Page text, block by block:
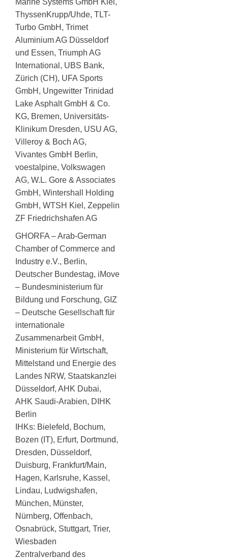
Marine Systems GmbH Kiel,
ThyssenKrupp/Uhde, TLT-
Turbo GmbH, Trimet
Aluminium AG Düsseldorf
und Essen, Triumph AG
International, UBS Bank,
Zürich (CH), UFA Sports
GmbH, Ungewitter Trinidad
Lake Asphalt GmbH & Co.
KG, Bremen, Universitäts-
Klinikum Dresden, USU AG,
Villeroy & Boch AG,
Vivantes GmbH Berlin,
voestalpine, Volkswagen
AG, W.L. Gore & Associates
GmbH, Wintershall Holding
GmbH, WTSH Kiel, Zeppelin
ZF Friedrichshafen AG
GHORFA – Arab-German
Chamber of Commerce and
Industry e.V., Berlin,
Deutscher Bundestag, iMove
– Bundesministerium für
Bildung und Forschung, GIZ
– Deutsche Gesellschaft für
internationale
Zusammenarbeit GmbH,
Ministerium für Wirtschaft,
Mittelstand und Energie des
Landes NRW, Staatskanzlei
Düsseldorf, AHK Dubai,
AHK Saudi-Arabien, DIHK
Berlin
IHKs: Bielefeld, Bochum,
Bozen (IT), Erfurt, Dortmund,
Dresden, Düsseldorf,
Duisburg, Frankfurt/Main,
Hagen, Karlsruhe, Kassel,
Lindau, Ludwigshafen,
München, Münster,
Nürnberg, Offenbach,
Osnabrück, Stuttgart, Trier,
Wiesbaden
Zentralverband des